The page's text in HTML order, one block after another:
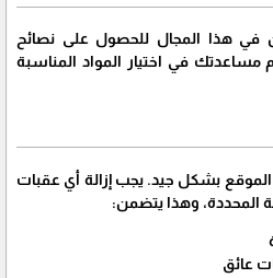
هذا المجال للحصول على نصائح
مساعدتك في اختيار المواد المناسبة
الموقع بشكل جيد. يجب إزالة أي عقبات
المحددة، وهذا يتضمن:
عائق